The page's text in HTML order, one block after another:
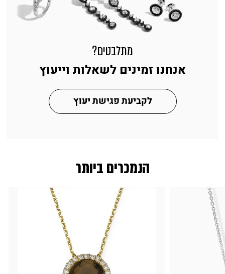
הנמכרים ביותר
מתלבטים?
אנחנו זמינים לשאלות וייעוץ
לקביעת פגישת יעוץ